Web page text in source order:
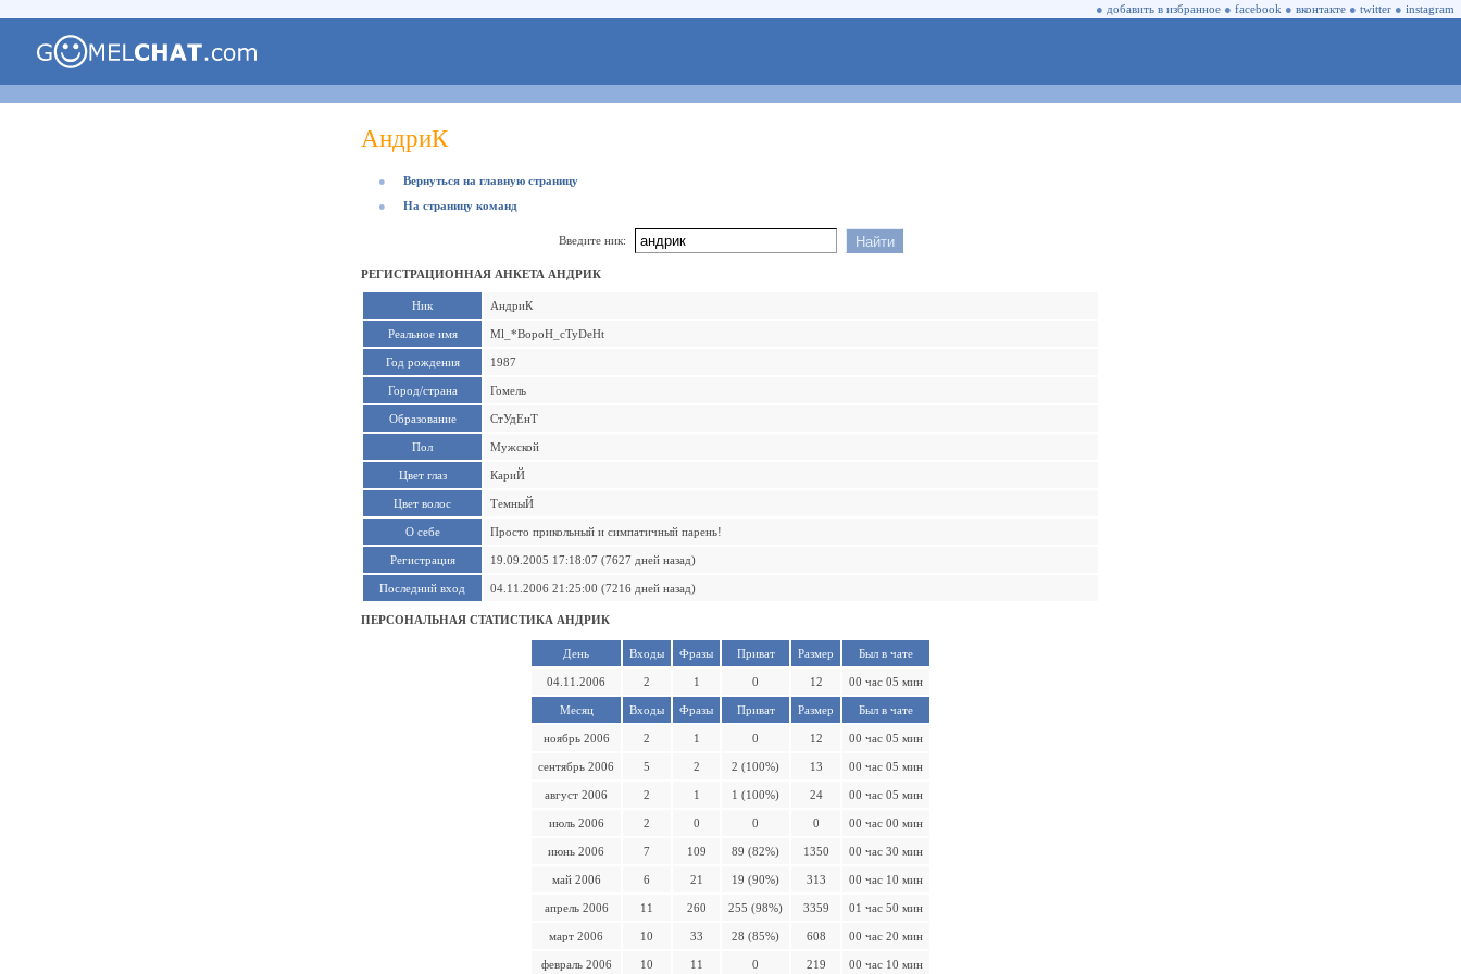
● добавить в избранное ● facebook ● вконтакте ● twitter ● instagram
АндриК
●
Вернуться на главную страницу
●
На страницу команд
Введите ник:
РЕГИСТРАЦИОННАЯ АНКЕТА АНДРИК
Ник АндриК
Реальное имя Ml_*BopoH_cTyDeHt
Год рождения 1987
Город/страна Гомель
Образование СтУдЕнТ
Пол Мужской
Цвет глаз КариЙ
Цвет волос ТемныЙ
О себе Просто прикольный и симпатичный парень!
Регистрация 19.09.2005 17:18:07 (7627 дней назад)
Последний вход 04.11.2006 21:25:00 (7216 дней назад)
ПЕРСОНАЛЬНАЯ СТАТИСТИКА АНДРИК
День Входы Фразы Приват Размер Был в чате
04.11.2006 2 1 0 12 00 час 05 мин
Месяц Входы Фразы Приват Размер Был в чате
ноябрь 2006 2 1 0 12 00 час 05 мин
сентябрь 2006 5 2 2 (100%) 13 00 час 05 мин
август 2006 2 1 1 (100%) 24 00 час 05 мин
июль 2006 2 0 0 0 00 час 00 мин
июнь 2006 7 109 89 (82%) 1350 00 час 30 мин
май 2006 6 21 19 (90%) 313 00 час 10 мин
апрель 2006 11 260 255 (98%) 3359 01 час 50 мин
март 2006 10 33 28 (85%) 608 00 час 20 мин
февраль 2006 10 11 0 219 00 час 10 мин